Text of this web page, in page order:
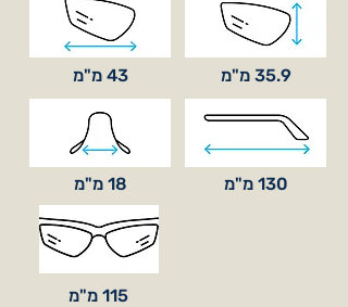
43 מ"מ 35.9 מ"מ
18 מ"מ 130 מ"מ
115 מ"מ